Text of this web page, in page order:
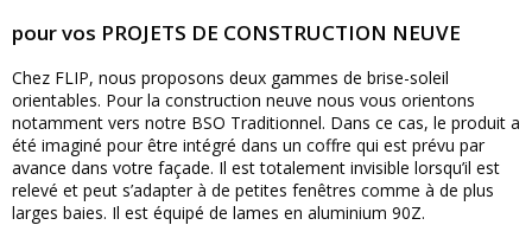
pour vos PROJETS DE CONSTRUCTION NEUVE
Chez FLIP, nous proposons deux gammes de brise-soleil
orientables. Pour la construction neuve nous vous orientons
notamment vers notre BSO Traditionnel. Dans ce cas, le produit a
été imaginé pour être intégré dans un coffre qui est prévu par
avance dans votre façade. Il est totalement invisible lorsqu’il est
relevé et peut s’adapter à de petites fenêtres comme à de plus
larges baies. Il est équipé de lames en aluminium 90Z.